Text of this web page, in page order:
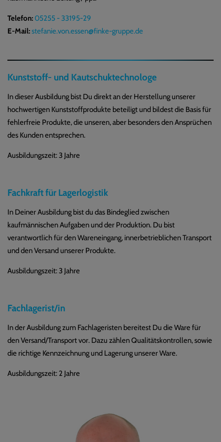
Telefon: 05255 - 33195-29
E-Mail:stefanie.von.essen@finke-gruppe.de
Kunststoff- und Kautschuktechnologe
In dieser Ausbildung bist Du direkt an der Herstellung unserer
hochwertigen Kunststoffprodukte beteiligt und bildest die Basis für
fehlerfreie Produkte, die unseren, aber besonders den Ansprüchen
des Kunden entsprechen.
Ausbildungszeit: 3 Jahre
Fachkraft für Lagerlogistik
In Deiner Ausbildung bist du das Bindeglied zwischen
kaufmännischen Aufgaben und der Produktion. Du bist
verantwortlich für den Wareneingang, innerbetrieblichen Transport
und den Versand unserer Produkte.
Ausbildungszeit: 3 Jahre
Fachlagerist/in
In der Ausbildung zum Fachlageristen bereitest Du die Ware für
den Versand/Transport vor. Dazu zählen Qualitätskontrollen, sowie
die richtige Kennzeichnung und Lagerung unserer Ware.
Ausbildungszeit: 2 Jahre